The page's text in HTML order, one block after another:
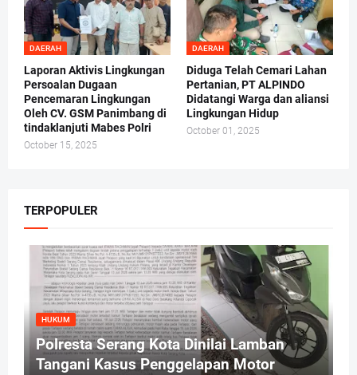
DAERAH
Laporan Aktivis Lingkungan
Persoalan Dugaan
Pencemaran Lingkungan
Oleh CV. GSM Panimbang di
tindaklanjuti Mabes Polri
October 15, 2025
DAERAH
Diduga Telah Cemari Lahan
Pertanian, PT ALPINDO
Didatangi Warga dan aliansi
Lingkungan Hidup
October 01, 2025
TERPOPULER
HUKUM
Polresta Serang Kota Dinilai Lamban
Tangani Kasus Penggelapan Motor